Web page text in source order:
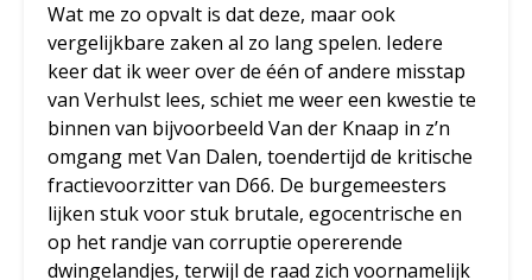
Wat me zo opvalt is dat deze, maar ook
vergelijkbare zaken al zo lang spelen. Iedere
keer dat ik weer over de één of andere misstap
van Verhulst lees, schiet me weer een kwestie te
binnen van bijvoorbeeld Van der Knaap in z’n
omgang met Van Dalen, toendertijd de kritische
fractievoorzitter van D66. De burgemeesters
lijken stuk voor stuk brutale, egocentrische en
op het randje van corruptie opererende
dwingelandjes, terwijl de raad zich voornamelijk